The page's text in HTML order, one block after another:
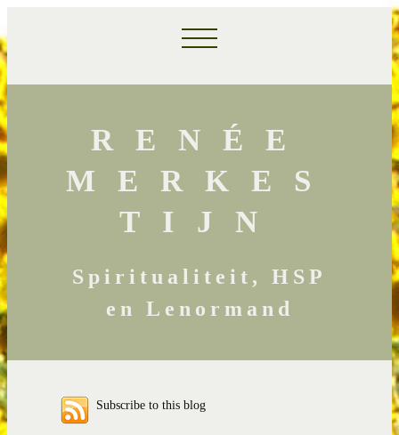
RENÉE
MERKES
TIJN
Spiritualiteit, HSP
en Lenormand
Subscribe to this blog